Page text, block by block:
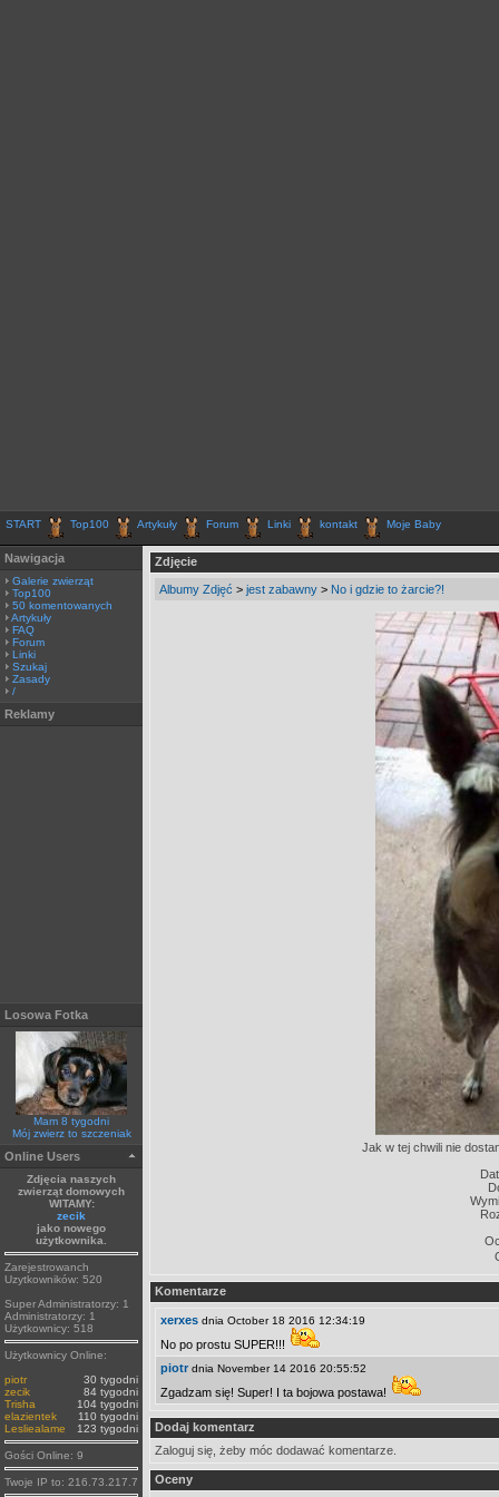
START Top100 Artykuły Forum Linki kontakt Moje Baby
Nawigacja
Galerie zwierząt
Top100
50 komentowanych
Artykuły
FAQ
Forum
Linki
Szukaj
Zasady
/
Reklamy
Losowa Fotka
Mam 8 tygodni
Mój zwierz to szczeniak
Online Users
Zdjęcia naszych
zwierząt domowych
WITAMY:
zecik
jako nowego
użytkownika.
Zarejestrowanch
Uzytkowników: 520
Super Administratorzy: 1
Administratorzy: 1
Użytkownicy: 518
Użytkownicy Online:
piotr
30 tygodni
zecik
84 tygodni
Trisha
104 tygodni
elazientek
110 tygodni
Lesliealame
123 tygodni
Gości Online: 9
Twoje IP to: 216.73.217.7
Zdjęcie
Albumy Zdjęć > jest zabawny > No i gdzie to żarcie?!
Jak w tej chwili nie
Komentarze
xerxes dnia October 18 2016 12:34:19
No po prostu SUPER!!!
piotr dnia November 14 2016 20:55:52
Zgadzam się! Super! I ta bojowa postawa!
Dodaj komentarz
Zaloguj się, żeby móc dodawać komentarze.
Oceny